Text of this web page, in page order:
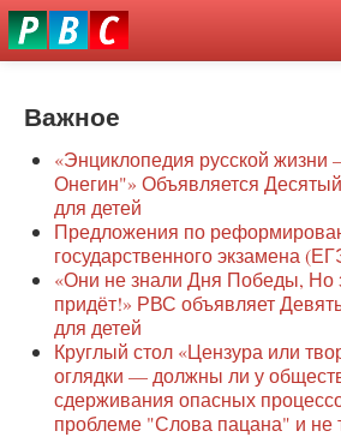
Перейти
к
О нас
Защита семей
Образование
Наше сопротивление
Регионы
Видео
Важное
«Энциклопедия русской
Онегин"» Объявляется Десятый
для детей
Предложения по
государственного экзамена
«Они не знали Дня Победы, Но
придёт!» РВС объявляет
для детей
Круглый стол «Цензура или
оглядки — должны ли у
сдерживания опасных
проблеме "Слова пацана" и не